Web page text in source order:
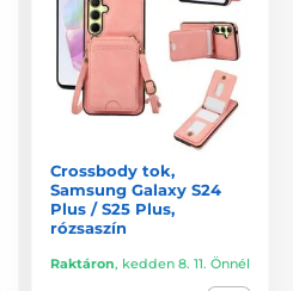
Crossbody tok,
Samsung Galaxy S24
Plus / S25 Plus,
rózsaszín
Raktáron, kedden 8. 11. Önnél